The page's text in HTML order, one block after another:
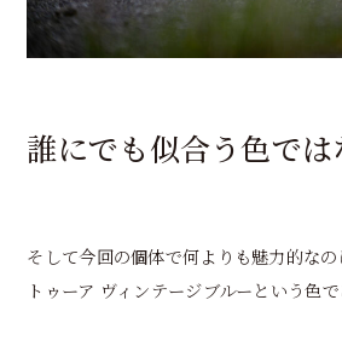
誰にでも似合う色では
そして今回の個体で何よりも魅力的な
トゥーア ヴィンテージブルーという色で